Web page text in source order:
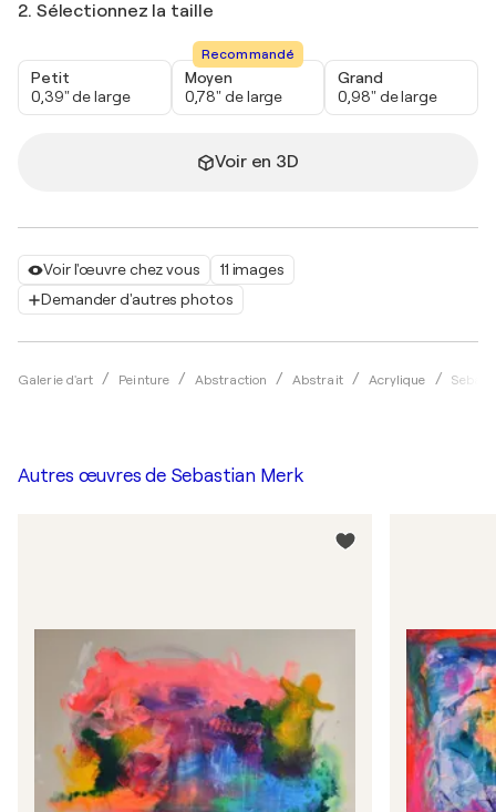
Voir l'œuvre chez vous
11 images
Demander d'autres photos
Galerie d'art Peinture Abstraction Abstrait Acrylique
2. Sélectionnez la taille
Petit
0,39" de large
Recommandé
Moyen
0,78" de large
Grand
0,98" de large
Voir en 3D
Autres œuvres de Sebastian Merk